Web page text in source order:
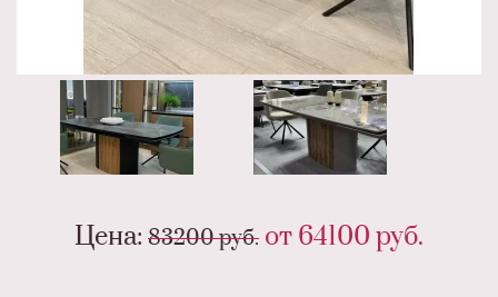
Цена: 83200 руб. от 64100 руб.